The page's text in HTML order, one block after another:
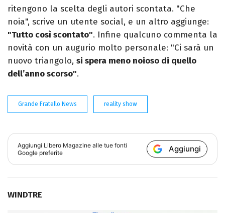
ritengono la scelta degli autori scontata. "Che
noia", scrive un utente social, e un altro aggiunge:
"Tutto così scontato". Infine qualcuno commenta la
novità con un augurio molto personale: "Ci sarà un
nuovo triangolo, si spera meno noioso di quello
dell’anno scorso".
Grande Fratello News reality show
Aggiungi Libero Magazine alle tue fonti
Google preferite
Aggiungi
WINDTRE